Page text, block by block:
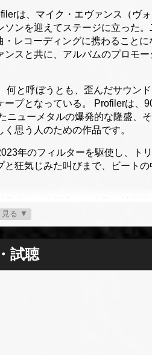
は、マイク・エヴァンス（ヴ
ンを迎えてステージに立った
レコーディングに携わることに
スと共に、アルバムのプロモ
と呼ぼうとも、歪んだサウン
プとなっている。 Profilerは、
ューメタルの爆発的な隆盛、
思う人のための作品です。
年のフィルターを駆使し、ト
狂気じみた叫びまで、ビート
クは、テクノロジーとシミュレ
の注目すべきサポート スロット
との 34 日間の EU ツアー
見る ▼
試聴